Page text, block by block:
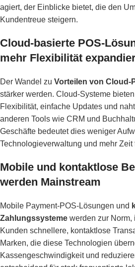
agiert, der Einblicke bietet, die den
Kundentreue steigern.
Cloud-basierte POS-
mehr Flexibilität
Der Wandel zu Vorteilen von Cloud-
stärker werden. Cloud-Systeme
Flexibilität, einfache Updates und
anderen Tools wie CRM und
Geschäfte bedeutet dies weniger
Technologieverwaltung und mehr Zeit
Mobile und kontaktlose
werden Mainstream
Mobile Payment-POS-Lösungen und
Zahlungssysteme werden zur Norm,
Kunden schnellere, kontaktlose
Marken, die diese Technologien
Kassengeschwindigkeit und